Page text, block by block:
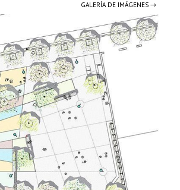
GALERÍA DE IMÁGENES →